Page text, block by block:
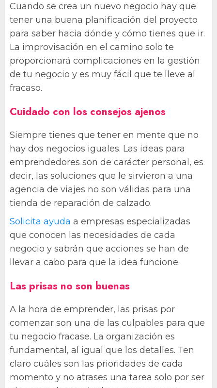
Cuando se crea un nuevo negocio hay que
tener una buena planificación del proyecto
para saber hacia dónde y cómo tienes que ir.
La improvisación en el camino solo te
proporcionará complicaciones en la gestión
de tu negocio y es muy fácil que te lleve al
fracaso.
Cuidado con los consejos ajenos
Siempre tienes que tener en mente que no
hay dos negocios iguales. Las ideas para
emprendedores son de carácter personal, es
decir, las soluciones que le sirvieron a una
agencia de viajes no son válidas para una
tienda de reparación de calzado.
Solicita ayuda a empresas especializadas
que conocen las necesidades de cada
negocio y sabrán que acciones se han de
llevar a cabo para que la idea funcione.
Las prisas no son buenas
A la hora de emprender, las prisas por
comenzar son una de las culpables para que
tu negocio fracase. La organización es
fundamental, al igual que los detalles. Ten
claro cuáles son las prioridades de cada
momento y no atrases una tarea solo por ser